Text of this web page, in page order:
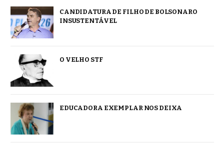
CANDIDATURA DE FILHO DE BOLSONARO
INSUSTENTÁVEL
O VELHO STF
EDUCADORA EXEMPLAR NOS DEIXA